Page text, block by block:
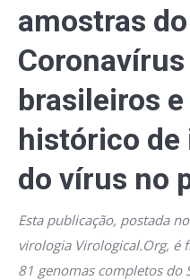
amostras
brasileiros
histórico
do vírus no
Esta publicação, postada
virologia Virological.Org, é
81 genomas completos do